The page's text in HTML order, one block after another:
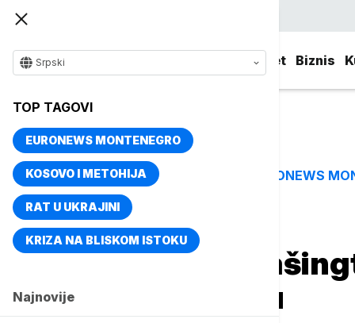
Svet Biznis
Srpski
TOP TAGOVI
EURONEWS MONTENEGRO
KOSOVO I METOHIJA
RAT U UKRAJINI
KRIZA NA BLISKOM ISTOKU
Najnovije
TOP TAGOVI EURONEWS
Naslovna Svet
Vatrogasci u
kuće u plamenu